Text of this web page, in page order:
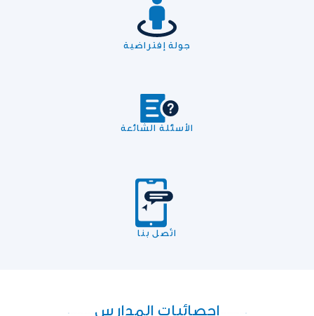
جولة إفتراضية
الأسئلة الشائعة
اتّصل بنا
إحصائيات المدارس